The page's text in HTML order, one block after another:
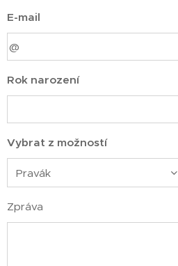
E-mail
Rok narození
Vybrat z možností
Zpráva